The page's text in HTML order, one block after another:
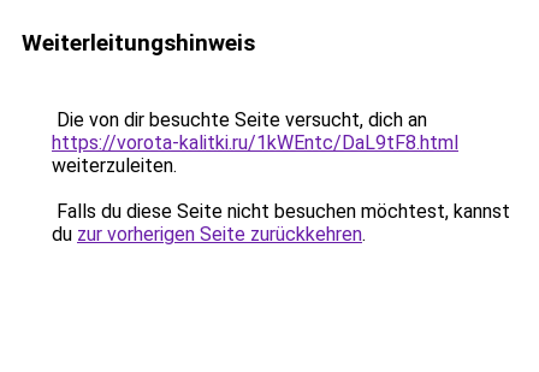
Weiterleitungshinweis
Die von dir besuchte Seite versucht, dich an
https://vorota-kalitki.ru/1kWEntc/DaL9tF8.html
weiterzuleiten.
Falls du diese Seite nicht besuchen möchtest, kannst
du zur vorherigen Seite zurückkehren.